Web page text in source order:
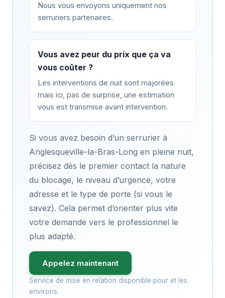
Nous vous envoyons uniquement nos
serruriers partenaires.
Vous avez peur du prix que ça va
vous coûter ?
Les interventions de nuit sont majorées
mais ici, pas de surprise, une estimation
vous est transmise avant intervention.
Si vous avez besoin d’un serrurier à
Anglesqueville-la-Bras-Long en pleine nuit,
précisez dès le premier contact la nature
du blocage, le niveau d’urgence, votre
adresse et le type de porte (si vous le
savez). Cela permet d’orienter plus vite
votre demande vers le professionnel le
plus adapté.
Appelez maintenant
Service de mise en relation disponible pour et les
environs.